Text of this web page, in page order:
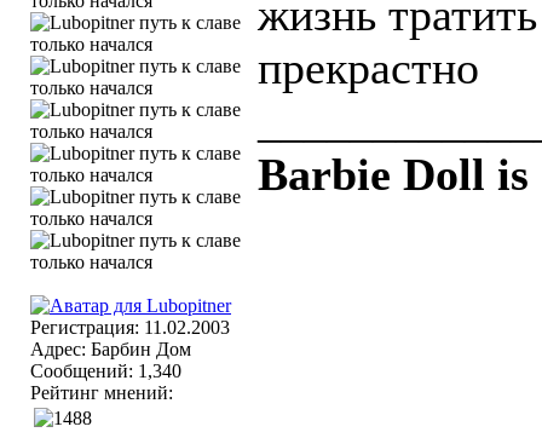
Регистрация: 11.02.2003
Адрес: Барбин Дом
Сообщений: 1,340
Рейтинг мнений:
жизнь
прекрастно
Barbie Doll is